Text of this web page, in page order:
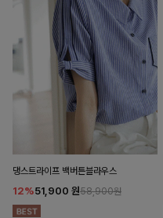
댕스트라이프 백버튼블라우스
12%51,900 원58,900원